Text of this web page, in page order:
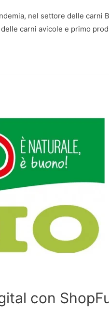
nel settore delle
carni avicole e primo
con